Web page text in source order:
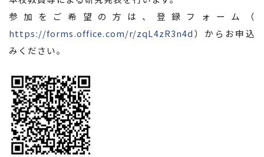
参加をご希望の方は、登録フォーム（
https://forms.office.com/r/zqL4zR3n4d）からお申込
みください。